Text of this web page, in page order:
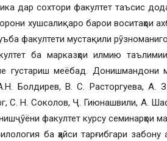
дар сохтори факултет таъсис
хушсалиқаро барои воситаҳои
факултети мустақили
ба марказҳои илмию
густариш меёбад. Донишмандони
Болдирев, В. С. Расторгуева, А.
С. Н. Соколов, Ҷ. Гиюнашвили, А.
факултет курсу семинарҳои
ба ҳайси тарғибгари забону